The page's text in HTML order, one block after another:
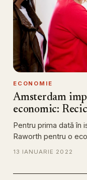
ECONOMIE
Amsterdam
economic:
Pentru prima dată în
Raworth pentru o
13 IANUARIE 2022